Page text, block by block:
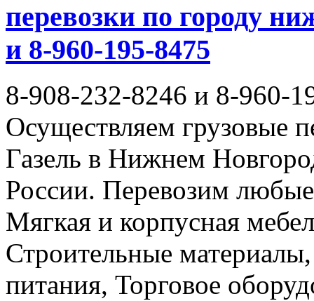
перевозки по городу
и 8-960-195-8475
8-908-232-8246 и 8-960-
Осуществляем грузовые
Газель в Нижнем
России. Перевозим
Мягкая и корпусная
Строительные
питания, Торговое